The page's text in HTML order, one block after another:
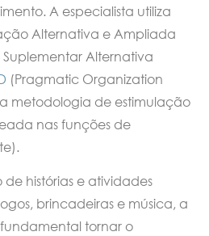
A especialista utiliza
Alternativa e Ampliada
Alternativa
(Pragmatic Organization
metodologia de estimulação
nas funções de
histórias e atividades
brincadeiras e música, a
tornar o